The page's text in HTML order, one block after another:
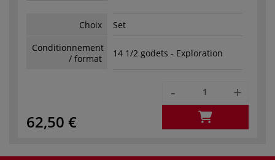
Choix
Set
Conditionnement
/ format
14 1/2 godets - Exploration
62,50 €
- +